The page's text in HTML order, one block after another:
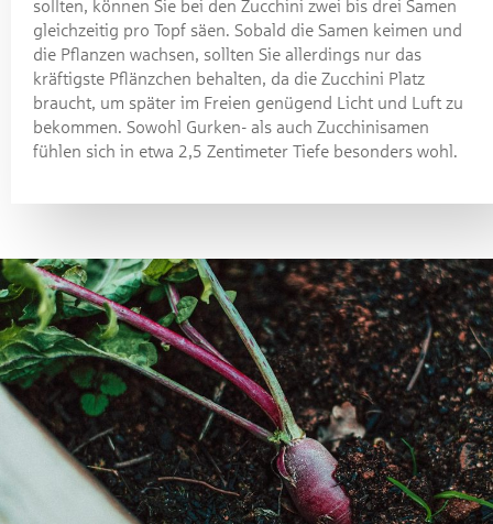
sollten, können Sie bei den Zucchini zwei bis drei Samen
gleichzeitig pro Topf säen. Sobald die Samen keimen und
die Pflanzen wachsen, sollten Sie allerdings nur das
kräftigste Pflänzchen behalten, da die Zucchini Platz
braucht, um später im Freien genügend Licht und Luft zu
bekommen. Sowohl Gurken- als auch Zucchinisamen
fühlen sich in etwa 2,5 Zentimeter Tiefe besonders wohl.